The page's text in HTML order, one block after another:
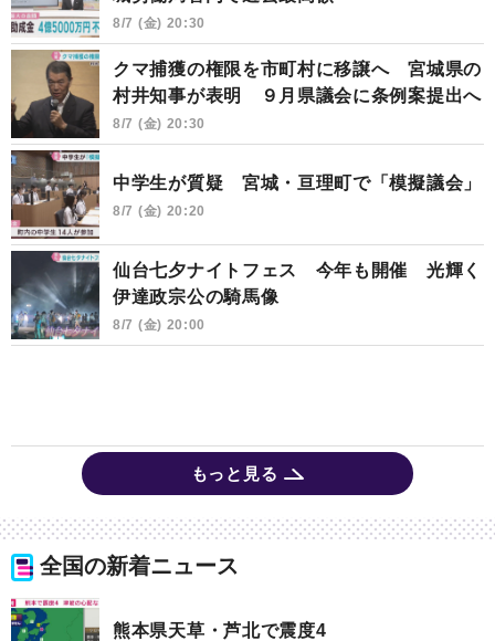
8/7 (金) 20:30
クマ捕獲の権限を市町村に移譲へ 宮城県の
村井知事が表明 ９月県議会に条例案提出へ
8/7 (金) 20:30
中学生が質疑 宮城・亘理町で「模擬議会」
8/7 (金) 20:20
仙台七夕ナイトフェス 今年も開催 光輝く
伊達政宗公の騎馬像
8/7 (金) 20:00
もっと見る
全国の新着ニュース
熊本県天草・芦北で震度4